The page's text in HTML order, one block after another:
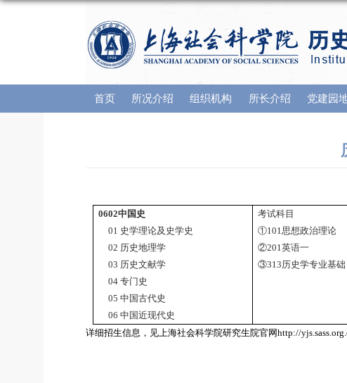
首页 所况介绍 组织机构 所长介绍 党建园
0602中国史
01 史学理论及史学史
02 历史地理学
03 历史文献学
04 专门史
05 中国古代史
06 中国近现代史
考试科目
①101思想政治理论
②201英语一
③313历史学专业基础
详细招生信息，见上海社会科学院研究生院官网http://